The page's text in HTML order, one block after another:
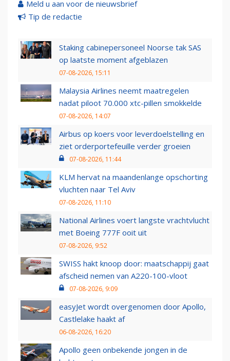
Meld u aan voor de nieuwsbrief
Tip de redactie
Staking cabinepersoneel Noorse tak SAS
op laatste moment afgeblazen
07-08-2026, 15:11
Malaysia Airlines neemt maatregelen
nadat piloot 70.000 xtc-pillen smokkelde
07-08-2026, 14:07
Airbus op koers voor leverdoelstelling en
ziet orderportefeuille verder groeien
07-08-2026, 11:44
KLM hervat na maandenlange opschorting
vluchten naar Tel Aviv
07-08-2026, 11:10
National Airlines voert langste vrachtvlucht
met Boeing 777F ooit uit
07-08-2026, 9:52
SWISS hakt knoop door: maatschappij gaat
afscheid nemen van A220-100-vloot
07-08-2026, 9:09
easyJet wordt overgenomen door Apollo,
Castlelake haakt af
06-08-2026, 16:20
Apollo geen onbekende jongen in de